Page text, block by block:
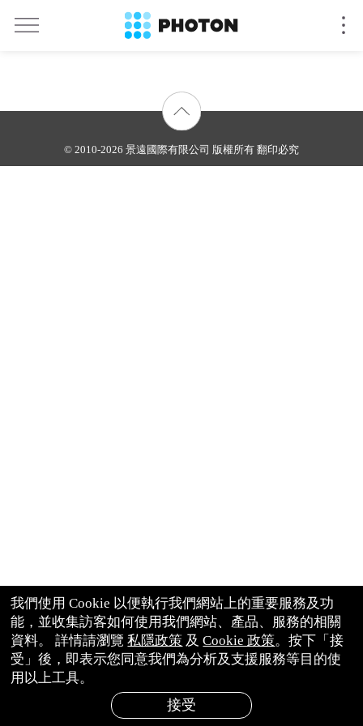
© 2010-2026 景遠國際有限公司 版權所有 翻印必究
我們使用 Cookie 以便執行我們網站上的重要服務及功
能，並收集訪客如何使用我們網站、產品、服務的相關
資料。 詳情請瀏覽私隱政策 及Cookie 政策。按下「接
受」後，即表示您同意我們為分析及支援服務等目的使
用以上工具。
接受